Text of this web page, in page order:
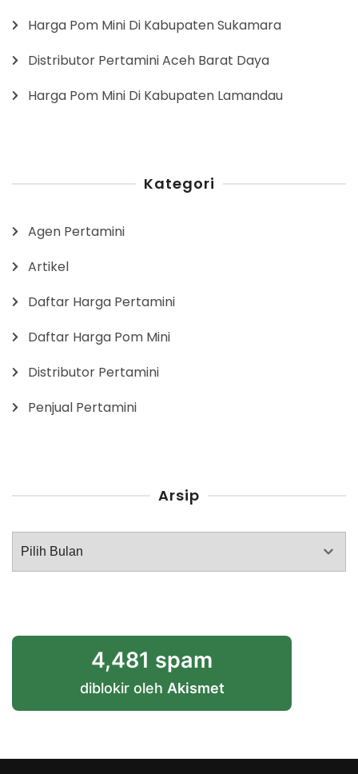
Harga Pom Mini Di Kabupaten Sukamara
Distributor Pertamini Aceh Barat Daya
Harga Pom Mini Di Kabupaten Lamandau
Kategori
Agen Pertamini
Artikel
Daftar Harga Pertamini
Daftar Harga Pom Mini
Distributor Pertamini
Penjual Pertamini
Arsip
Arsip
4,481 spam
diblokir oleh Akismet